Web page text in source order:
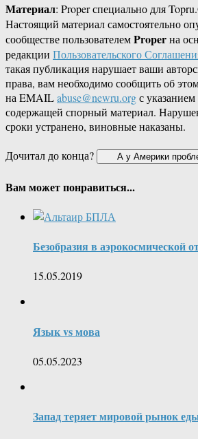
Материал: Proper специально для
Настоящий материал самостоятельно
сообществе пользователемProperна
редакции Пользовательского
такая публикация нарушает ваши
права, вам необходимо сообщить об
на EMAILabuse@newru.orgс
содержащей спорный материал.
сроки устранено, виновные наказаны.
Дочитал до конца?
Вам может понравиться...
Безобразия в аэрокосмической
15.05.2019
Язык vs мова
05.05.2023
Запад теряет мировой рынок